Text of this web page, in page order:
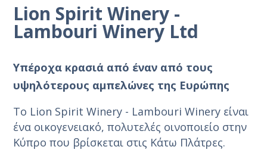
Lion Spirit Winery -
Lambouri Winery Ltd
Υπέροχα κρασιά από έναν από τους
υψηλότερους αμπελώνες της Ευρώπης
Το Lion Spirit Winery - Lambouri Winery είναι
ένα οικογενειακό, πολυτελές οινοποιείο στην
Κύπρο που βρίσκεται στις Κάτω Πλάτρες.